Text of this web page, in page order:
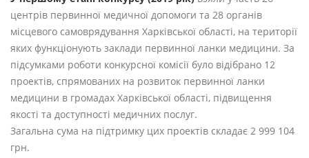
центрів первинної медичної допомоги та 28 органів
місцевого самоврядування Харківської області, на території
яких функціонують заклади первинної ланки медицини. За
підсумками роботи конкурсної комісії було відібрано 12
проектів, спрямованих на розвиток первинної ланки
медицини в громадах Харківської області, підвищення
якості та доступності медичних послуг.
Загальна сума на підтримку цих проектів складає 2 999 104
грн.